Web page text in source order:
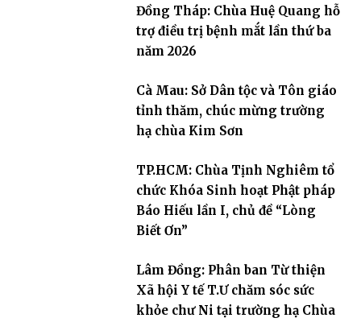
Đồng Tháp: Chùa Huệ Quang hỗ
trợ điều trị bệnh mắt lần thứ ba
năm 2026
Cà Mau: Sở Dân tộc và Tôn giáo
tỉnh thăm, chúc mừng trường
hạ chùa Kim Sơn
TP.HCM: Chùa Tịnh Nghiêm tổ
chức Khóa Sinh hoạt Phật pháp
Báo Hiếu lần I, chủ đề “Lòng
Biết Ơn”
Lâm Đồng: Phân ban Từ thiện
Xã hội Y tế T.Ư chăm sóc sức
khỏe chư Ni tại trường hạ Chùa